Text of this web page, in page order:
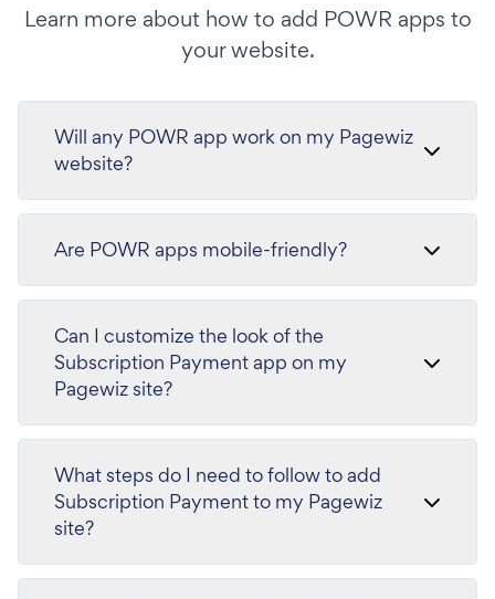
Learn more about how to add POWR apps to
your website.
Will any POWR app work on my Pagewiz
website?
Are POWR apps mobile-friendly?
Can I customize the look of the
Subscription Payment app on my
Pagewiz site?
What steps do I need to follow to add
Subscription Payment to my Pagewiz
site?